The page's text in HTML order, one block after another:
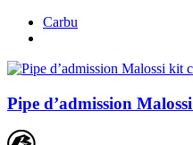
Carbu
Pipe d’admission